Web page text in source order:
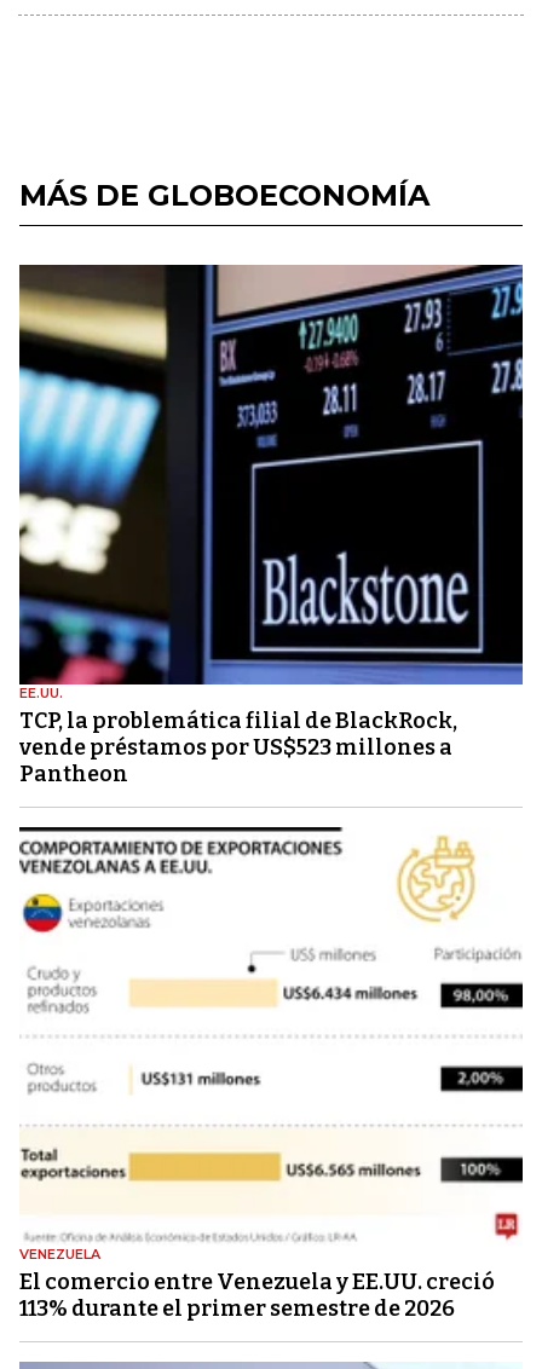
MÁS DE GLOBOECONOMÍA
EE.UU.
TCP, la problemática filial de BlackRock,
vende préstamos por US$523 millones a
Pantheon
VENEZUELA
El comercio entre Venezuela y EE.UU. creció
113% durante el primer semestre de 2026